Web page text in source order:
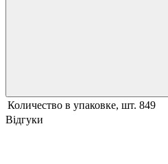
Количество в упаковке, шт. 849
Відгуки